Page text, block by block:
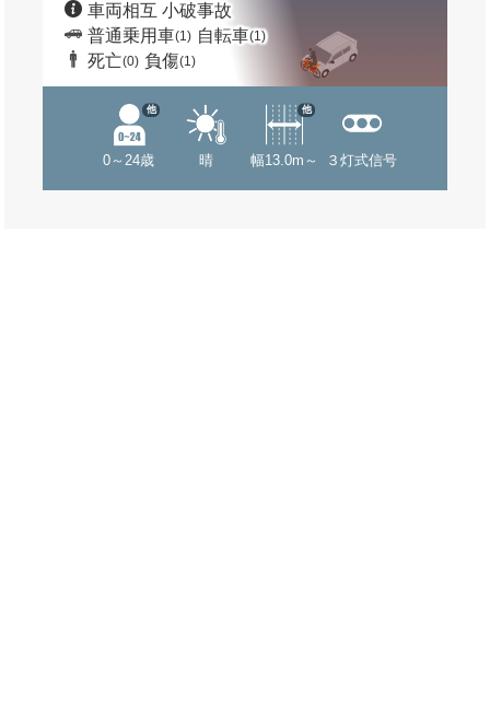
車両相互 小破事故
普通乗用車(1) 自転車(1)
死亡(0) 負傷(1)
0～24歳
他
晴 幅13.0m～
他
３灯式信号